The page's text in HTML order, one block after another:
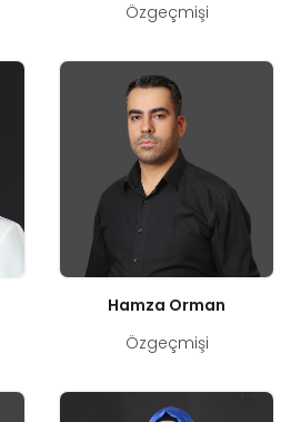
Özgeçmişi
Hamza Orman
Özgeçmişi